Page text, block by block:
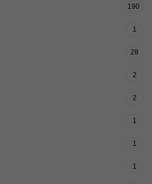
190
1
28
2
2
1
1
1